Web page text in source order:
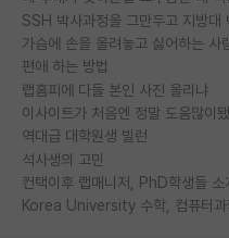
가슴에 손을 올려놓고 싫어하는 사
편애 하는 방법
랩홈피에 다들 본인 사진 올리냐
이사이트가 처음엔 정말 도움많이됐
역대급 대학원생 빌런
석사생의 고민